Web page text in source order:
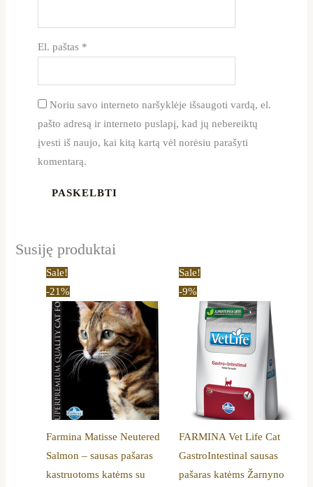
El. paštas *
Noriu savo interneto naršyklėje išsaugoti vardą, el.
pašto adresą ir interneto puslapį, kad jų nebereiktų
įvesti iš naujo, kai kitą kartą vėl norėsiu parašyti
komentarą.
Susiję produktai
Sale!
-21%
Farmina Matisse Neutered
Salmon – sausas pašaras
kastruotoms katėms su
through
45,59 €
has
multiple
variants.
The
options
may
be
chosen
on
the
Sale!
-9%
FARMINA Vet Life Cat
GastroIntestinal sausas
pašaras katėms Žarnyno
through
90,99 €
has
multiple
variants.
The
options
may
be
chosen
on
the